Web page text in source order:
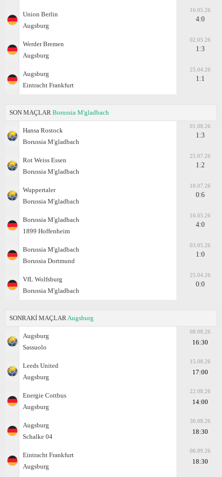
Union Berlin
Augsburg
16.05.26
4:0
Werder Bremen
Augsburg
02.05.26
1:3
Augsburg
Eintracht Frankfurt
25.04.26
1:1
SON MAÇLAR Borussia M'gladbach
Hansa Rostock
Borussia M'gladbach
01.08.26
1:3
Rot Weiss Essen
Borussia M'gladbach
25.07.26
1:2
Wuppertaler
Borussia M'gladbach
18.07.26
0:6
Borussia M'gladbach
1899 Hoffenheim
16.05.26
4:0
Borussia M'gladbach
Borussia Dortmund
03.05.26
1:0
VfL Wolfsburg
Borussia M'gladbach
25.04.26
0:0
SONRAKİ MAÇLAR Augsburg
Augsburg
Sassuolo
08.08.26
16:30
Leeds United
Augsburg
15.08.26
17:00
Energie Cottbus
Augsburg
22.08.26
14:00
Augsburg
Schalke 04
30.08.26
18:30
Eintracht Frankfurt
Augsburg
06.09.26
18:30